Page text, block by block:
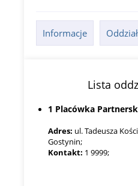
Informacje
Lista
1 Placówka
Adres: ul. Tadeusza
Gostynin;
Kontakt: 1 9999;